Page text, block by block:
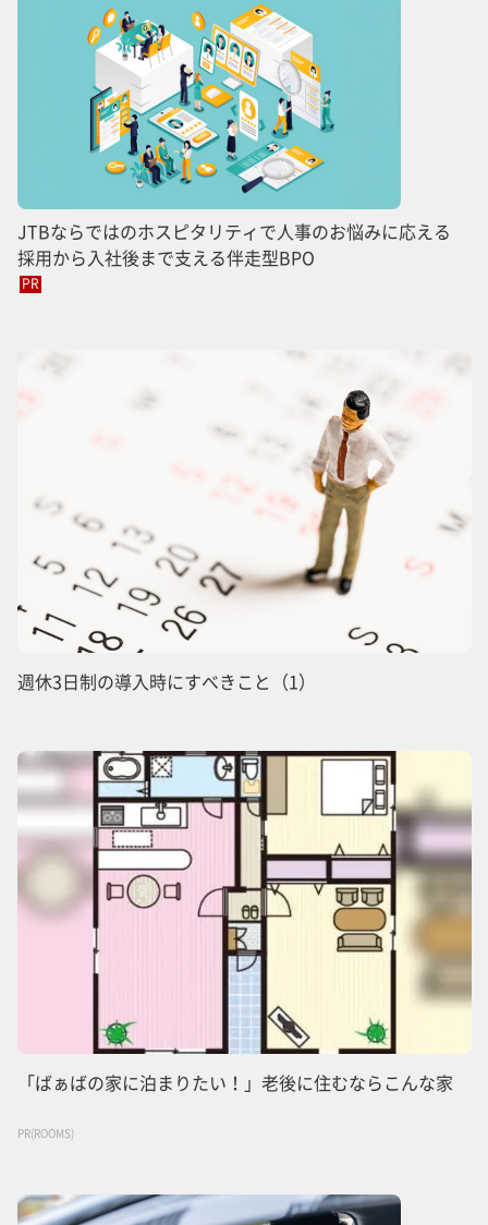
JTBならではのホスピタリティで人事のお悩みに応える
採用から入社後まで支える伴走型BPO
PR
週休3日制の導入時にすべきこと（1）
「ばぁばの家に泊まりたい！」老後に住むならこんな家
PR(ROOMS)